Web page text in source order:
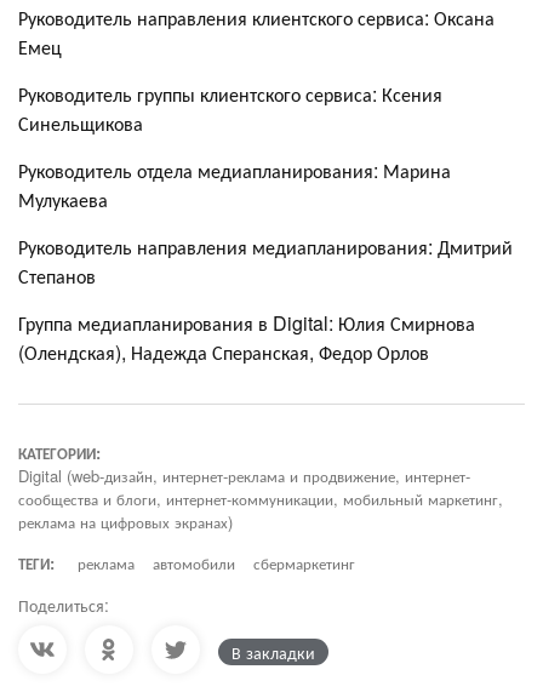
Руководитель направления клиентского сервиса: Оксана
Емец
Руководитель группы клиентского сервиса: Ксения
Синельщикова
Руководитель отдела медиапланирования: Марина
Мулукаева
Руководитель направления медиапланирования: Дмитрий
Степанов
Группа медиапланирования в Digital: Юлия Смирнова
(Олендская), Надежда Сперанская, Федор Орлов
КАТЕГОРИИ:
Digital (web-дизайн, интернет-реклама и продвижение, интернет-
сообщества и блоги, интернет-коммуникации, мобильный маркетинг,
реклама на цифровых экранах)
ТЕГИ:
реклама автомобили сбермаркетинг
Поделиться:
В закладки